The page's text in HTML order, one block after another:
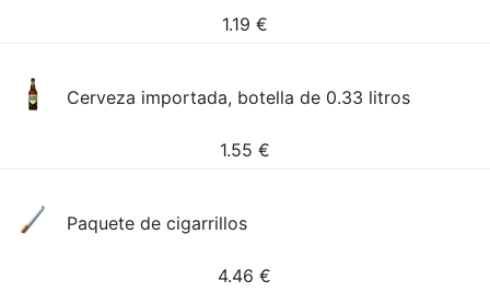
1.19 €
Cerveza importada, botella de 0.33 litros
1.55 €
Paquete de cigarrillos
4.46 €